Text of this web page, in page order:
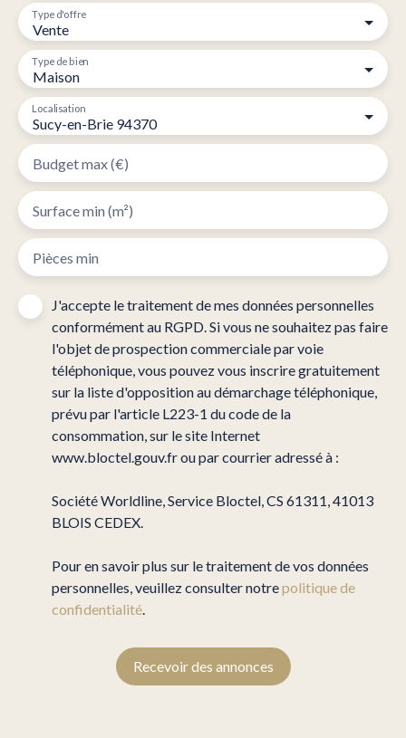
Vente
Type d'offre
Maison
Type de bien
Sucy-en-Brie 94370
Localisation
Budget max (€)
Surface min (m²)
Pièces min
J'accepte le traitement de mes données personnelles
conformément au RGPD. Si vous ne souhaitez pas faire
l'objet de prospection commerciale par voie
téléphonique, vous pouvez vous inscrire gratuitement
sur la liste d'opposition au démarchage téléphonique,
prévu par l'article L223-1 du code de la
consommation, sur le site Internet
www.bloctel.gouv.fr ou par courrier adressé à :
Société Worldline, Service Bloctel, CS 61311, 41013
BLOIS CEDEX.
Pour en savoir plus sur le traitement de vos données
personnelles, veuillez consulter notrepolitique de
confidentialité.
Recevoir des annonces